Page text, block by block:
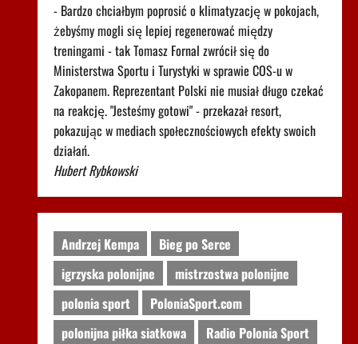
- Bardzo chciałbym poprosić o klimatyzację w pokojach,
żebyśmy mogli się lepiej regenerować między
treningami - tak Tomasz Fornal zwrócił się do
Ministerstwa Sportu i Turystyki w sprawie COS-u w
Zakopanem. Reprezentant Polski nie musiał długo czekać
na reakcję. "Jesteśmy gotowi" - przekazał resort,
pokazując w mediach społecznościowych efekty swoich
działań.
Hubert Rybkowski
Andrzej Kempa
Bieg po Serce
igrzyska polonijne
mistrzostwa polonijne
polonia sport
PoloniaSport.com
polonijna piłka siatkowa
Radio Polonia Sport